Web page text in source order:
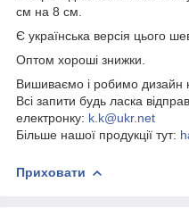
см на 8 см.
Є українська версія цього
Оптом хороші знижки.
Вишиваємо і робимо дизайн
Всі запити будь ласка
електронку: k.k@ukr.net
Більше нашої продукції тут:
Приховати